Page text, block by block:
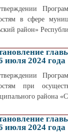
в сфере
район»
июля 2024 года
при
района
июля 2024 года